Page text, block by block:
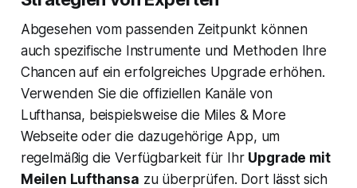
Abgesehen vom passenden Zeitpunkt können
auch spezifische Instrumente und Methoden Ihre
Chancen auf ein erfolgreiches Upgrade erhöhen.
Verwenden Sie die offiziellen Kanäle von
Lufthansa, beispielsweise die Miles & More
Webseite oder die dazugehörige App, um
regelmäßig die Verfügbarkeit für Ihr Upgrade mit
Meilen Lufthansa zu überprüfen. Dort lässt sich